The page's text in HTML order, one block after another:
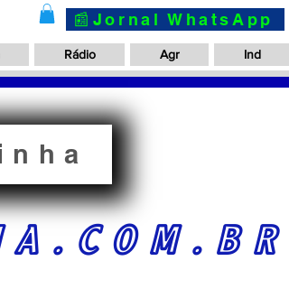
📰Jornal WhatsApp
Rádio Agr Ind